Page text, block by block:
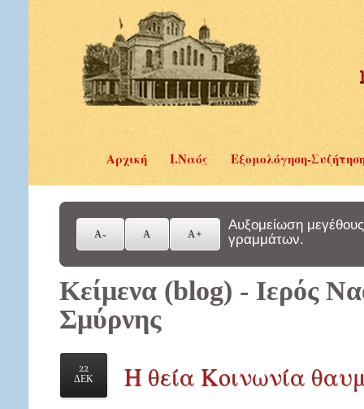
Αρχική Ι.Ναός Εξομολόγηση-
Αυξομείωση μεγέθους
γραμμάτων.
Κείμενα (blog) - Ιερός
Σμύρνης
22
ΔΕΚ
Η θεία Κοινωνία